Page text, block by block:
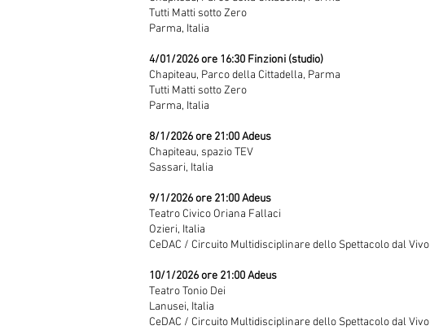
Tutti Matti sotto Zero
Parma, Italia
4/01/2026 ore 16:30 Finzioni (studio)
Chapiteau, Parco della Cittadella, Parma
Tutti Matti sotto Zero
Parma, Italia
8/1/2026 ore 21:00 Adeus
Chapiteau, spazio TEV
Sassari, Italia
9/1/2026 ore 21:00 Adeus
Teatro Civico Oriana Fallaci
Ozieri, Italia
CeDAC / Circuito Multidisciplinare dello Spettacolo dal Vivo
10/1/2026 ore 21:00 Adeus
Teatro Tonio Dei
Lanusei, Italia
CeDAC / Circuito Multidisciplinare dello Spettacolo dal Vivo